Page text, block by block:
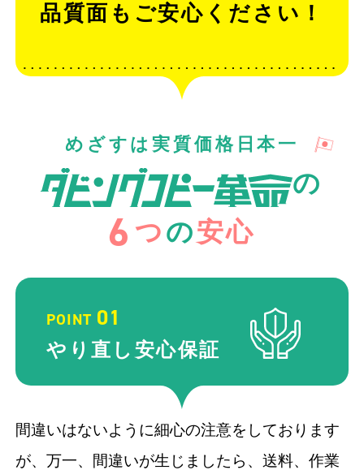
品質面もご安心ください！
めざすは実質価格日本一
の
6 つの安心
POINT 01
やり直し 安心保証
間違いはないように細心の注意をしております
が、万一、間違いが生じましたら、送料、作業